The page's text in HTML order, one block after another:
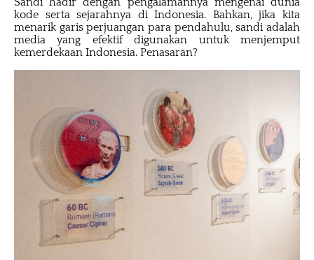
kode serta sejarahnya di Indonesia. Bahkan, jika kita
menarik garis perjuangan para pendahulu, sandi adalah
media yang efektif digunakan untuk menjemput
kemerdekaan Indonesia. Penasaran?